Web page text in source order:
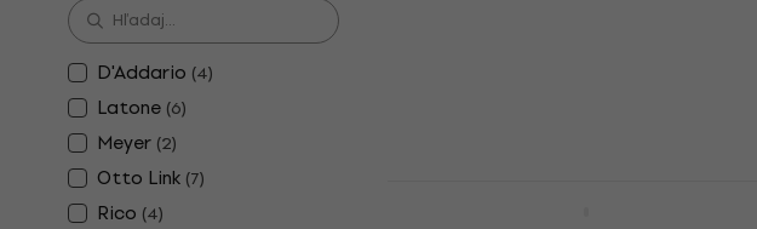
D'Addario (4)
Latone (6)
Meyer (2)
Otto Link (7)
Rico (4)